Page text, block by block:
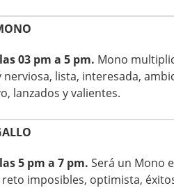
03 pm a 5 pm. Mono
lista, interesada,
lanzados y valientes.
5 pm a 7 pm. Será un Mono
imposibles, optimista,